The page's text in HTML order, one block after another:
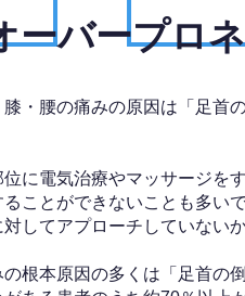
ーバープロ
・腰の痛みの原因は「足首
に電気治療やマッサージを
ことができないことも多い
してアプローチしていないか
根本原因の多くは「足首の